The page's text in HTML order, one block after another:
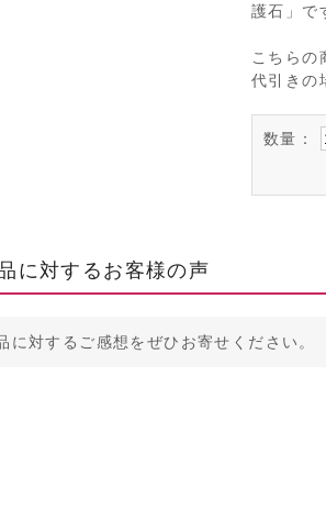
護石」で
こちらの
代引きの
数量：
に対するお客様の声
に対するご感想をぜひお寄せください。